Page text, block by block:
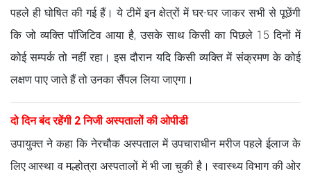
पहले ही घोषित की गई हैं। ये टीमें इन क्षेत्रों में घर-घर जाकर सभी से पूछेंगी
कि जो व्यक्ति पॉजिटिव आया है, उसके साथ किसी का पिछले 15 दिनों में
कोई सम्पर्क तो नहीं रहा। इस दौरान यदि किसी व्यक्ति में संक्रमण के कोई
लक्षण पाए जाते हैं तो उनका सैंपल लिया जाएगा।
दो दिन बंद रहेंगी 2 निजी अस्पतालों की ओपीडी
उपायुक्त ने कहा कि नेरचौक अस्पताल में उपचाराधीन मरीज पहले ईलाज के
लिए आस्था व मल्होत्रा अस्पतालों में भी जा चुकी है। स्वास्थ्य विभाग की ओर